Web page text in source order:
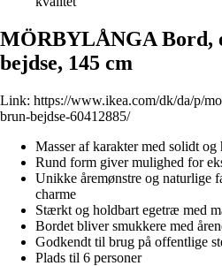
MÖRBYLÅNGA Bord,
bejdse, 145 cm
Link: https://www.ikea.com/dk/da/p/
brun-bejdse-60412885/
Masser af karakter med solidt
Rund form giver mulighed for
Unikke åremønstre og naturlige
charme
Stærkt og holdbart egetræ med
Bordet bliver smukkere med
Godkendt til brug på offentlige
Plads til 6 personer